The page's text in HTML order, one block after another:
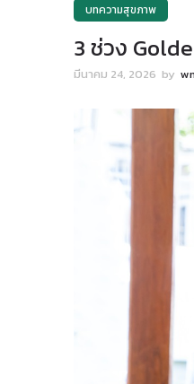
บทความสุขภาพ
3 ช่วง
มีนาคม 24, 2026 by